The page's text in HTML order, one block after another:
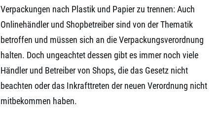
Verpackungen nach Plastik und Papier zu trennen: Auch
Onlinehändler und Shopbetreiber sind von der Thematik
betroffen und müssen sich an die Verpackungsverordnung
halten. Doch ungeachtet dessen gibt es immer noch viele
Händler und Betreiber von Shops, die das Gesetz nicht
beachten oder das Inkrafttreten der neuen Verordnung nicht
mitbekommen haben.